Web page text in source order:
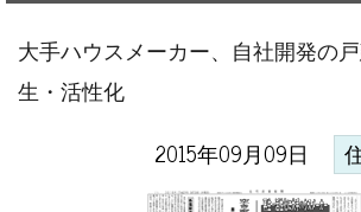
大手ハウスメーカー、自社開発の
生・活性化
2015年09月09日